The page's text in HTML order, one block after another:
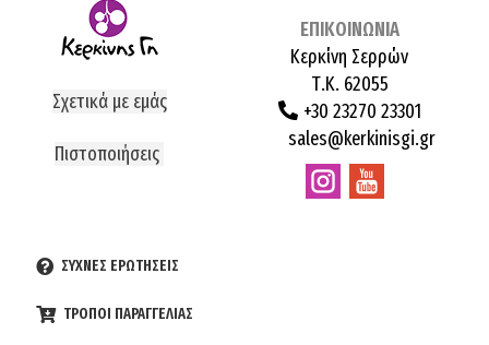
Σχετικά με εμάς
Πιστοποιήσεις
ΕΠΙΚΟΙΝΩΝΙΑ
Κερκίνη Σερρών
Τ.Κ. 62055
+30 23270 23301
sales@kerkinisgi.gr
ΣΥΧΝΕΣ ΕΡΩΤΗΣΕΙΣ
ΤΡΟΠΟΙ ΠΑΡΑΓΓΕΛΙΑΣ